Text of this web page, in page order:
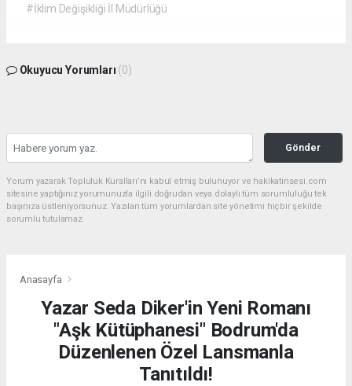
#İklim Değişikliği İl Müdürlüğü
Okuyucu Yorumları (0)
Gönder
Yorum yazarak Topluluk Kuralları’nı kabul etmiş bulunuyor ve hakikatinsesi.com
sitesine yaptığınız yorumunuzla ilgili doğrudan veya dolaylı tüm sorumluluğu tek
başınıza üstleniyorsunuz. Yazılan tüm yorumlardan site yönetimi hiçbir şekilde
sorumlu tutulamaz.
Anasayfa
Yazar Seda Diker'in Yeni Romanı
"Aşk Kütüphanesi" Bodrum'da
Düzenlenen Özel Lansmanla
Tanıtıldı!